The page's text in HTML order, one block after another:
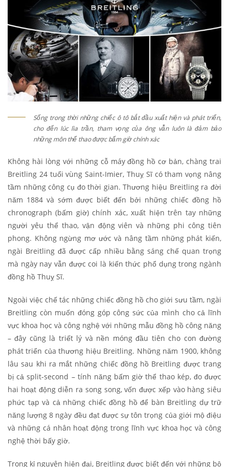
Sống trong thời những chiếc ô tô bắt đầu xuất hiện và phát triển,
cho đến lúc lìa trần, tham vọng của ông vẫn luôn là đảm bảo
những môn thể thao được bấm giờ chính xác
Không hài lòng với những cỗ máy đồng hồ cơ bản, chàng trai
Breitling 24 tuổi vùng Saint-Imier, Thuỵ Sĩ có tham vọng nâng
tầm những công cụ đo thời gian. Thương hiệu Breitling ra đời
năm 1884 và sớm được biết đến bởi những chiếc đồng hồ
chronograph (bấm giờ) chính xác, xuất hiện trên tay những
người yêu thể thao, vận động viên và những phi công tiên
phong. Không ngừng mơ ước và nâng tầm những phát kiến,
ngài Breitling đã được cấp nhiều bằng sáng chế quan trọng
mà ngày nay vẫn được coi là kiến thức phổ dụng trong ngành
đồng hồ Thuỵ Sĩ.
Ngoài việc chế tác những chiếc đồng hồ cho giới sưu tầm, ngài
Breitling còn muốn đóng góp công sức của mình cho cả lĩnh
vực khoa học và công nghệ với những mẫu đồng hồ công năng
– đây cũng là triết lý và nền móng đầu tiên cho con đường
phát triển của thương hiệu Breitling. Những năm 1900, không
lâu sau khi ra mắt những chiếc đồng hồ Breitling được trang
bị cả split-second – tính năng bấm giờ thể thao kép, đo được
hai hoạt động diễn ra song song, vốn được xếp vào hàng siêu
phức tạp và cả những chiếc đồng hồ để bàn Breitling dự trữ
năng lượng 8 ngày đều đạt được sự tôn trọng của giới mộ điệu
và những cá nhân hoạt động trong lĩnh vực khoa học và công
nghệ thời bấy giờ.
Trong kỉ nguyên hiện đại, Breitling được biết đến với những bộ